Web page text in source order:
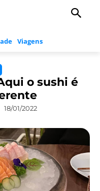
Viagens
o sushi é
18/01/2022